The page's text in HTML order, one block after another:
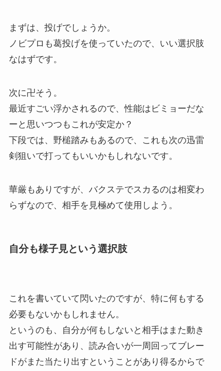
まずは、投げでしょうか。
ノビプロも葛投げを使っていたので、いい選択肢
なはずです。
次に卍そう。
最近すごい浮かされるので、性能はビミョーだな
ーと思いつつもこれが安定か？
下段では、野槌踏みもあるので、これも次の迅雷
剣狙いで打ってもいいかもしれないです。
華厳もありですが、バクステでスカるのは相変わ
らずなので、相手を見極めて使用しよう。
自分も様子見という選択肢
これを書いていて閃いたのですが、特に何もする
必要もないかもしれません。
というのも、自分が何もしないと相手はまた動き
出す可能性があり、読み合いが一周回ってブレー
ドがまた当たり出すということがあり得るからで